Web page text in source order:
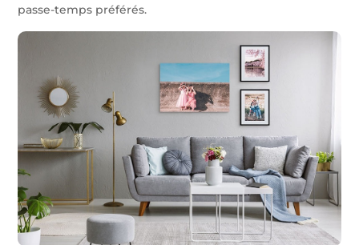
passe-temps préférés.